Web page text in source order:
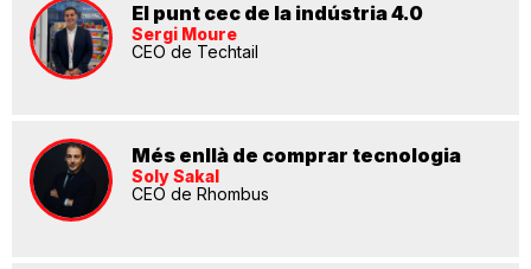
El punt cec de la indústria 4.0
Sergi Moure
CEO de Techtail
Més enllà de comprar tecnologia
Soly Sakal
CEO de Rhombus